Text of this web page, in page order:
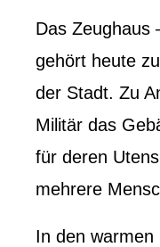
Das Zeughaus
gehört heute
der Stadt. Zu
Militär das
für deren
mehrere
In den warmen